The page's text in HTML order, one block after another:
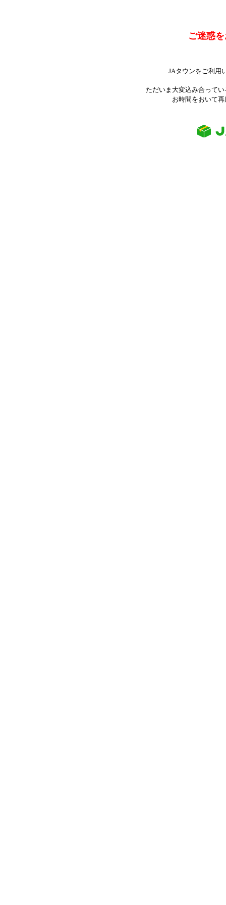
ご迷惑
JAタウンをご利用
ただいま大変込み合って
お時間をおいて